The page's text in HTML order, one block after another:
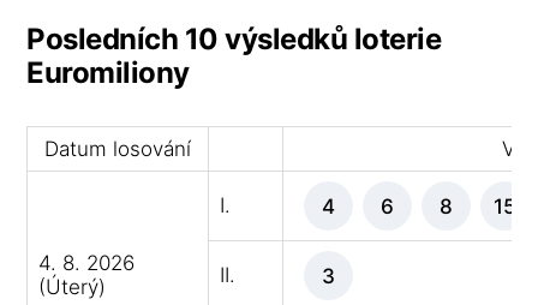
Posledních 10 výsledků loterie
Euromiliony
Datum losování
4. 8. 2026
(Úterý)
I. 4 6 8 15
II. 3